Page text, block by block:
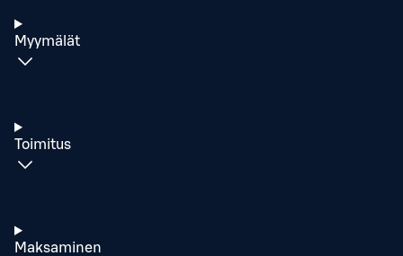
Myymälät
Toimitus
Maksaminen